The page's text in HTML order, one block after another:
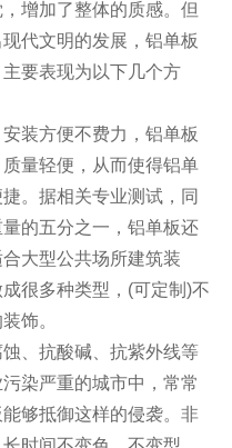
增加了整体的质感。但
代文明的发展，铝单板
要表现为以下几个方
装方便不费力，铝单板
量轻便，从而使得铝单
。据相关专业测试，同
的五分之一，铝单板还
大型公共场所建筑装
很多种类型，(可定制)不
饰。
、抗酸碱、抗紫外线等
染严重的城市中，常常
够抵御这样的侵袭。非